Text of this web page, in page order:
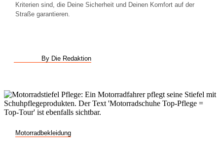
Kriterien sind, die Deine Sicherheit und Deinen Komfort auf der
Straße garantieren.
By Die Redaktion
Motorradbekleidung